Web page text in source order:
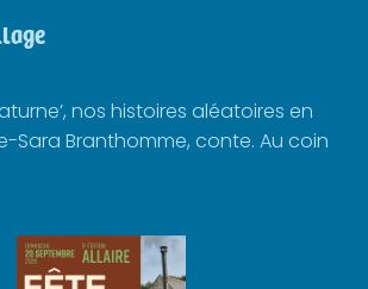
nos histoires aléatoires en
Sara Branthomme, conte. Au coin